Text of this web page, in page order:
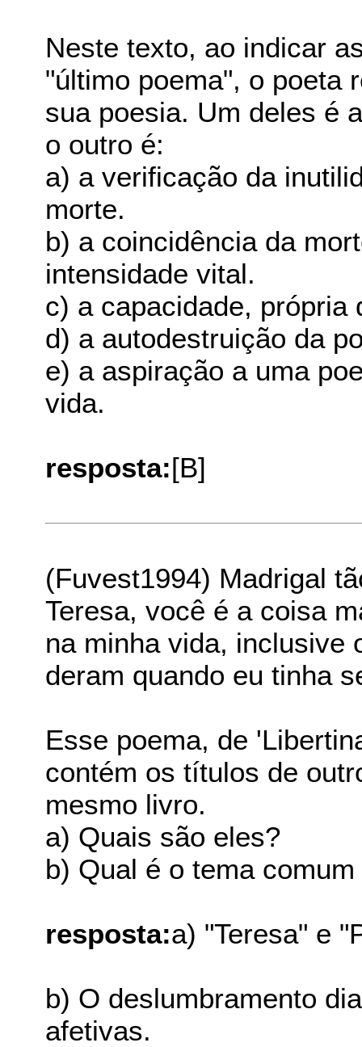
Neste texto, ao indicar
"último poema", o poeta
sua poesia. Um deles é
o outro é:
a) a verificação da
morte.
b) a coincidência da
intensidade vital.
c) a capacidade, própria
d) a autodestruição da
e) a aspiração a uma
vida.
resposta:[B]
(Fuvest1994) Madrigal
Teresa, você é a coisa
na minha vida, inclusive
deram quando eu tinha
Esse poema, de
contém os títulos de
mesmo livro.
a) Quais são eles?
b) Qual é o tema
resposta:a) "Teresa" e
b) O deslumbramento
afetivas.